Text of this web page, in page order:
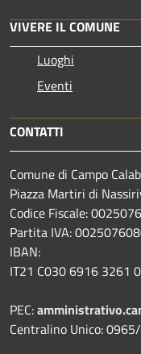
VIVERE IL COMUNE
Luoghi
Eventi
CONTATTI
Comune di Campo
Piazza Martiri di
Codice Fiscale:
Partita IVA:
IBAN:
IT21 C030 6916 3261
PEC:
Centralino Unico: